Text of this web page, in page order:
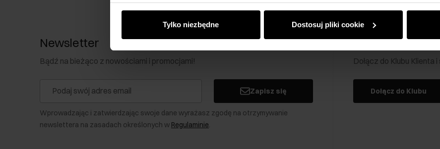
od Ciebie lub uzyskanymi podczas korzystania z ich usług.
Tylko niezbędne Dostosuj pliki cookie
Newsletter
Bądź na bieżąco z nowościami i promocjami!
Zapisz się
Wprowadzając i zatwierdzając swoje dane wyrażasz zgodę na otrzymywanie
newslettera na zasadach określonych w Regulaminie.
Klub Klienta
Dołącz do Klubu
Dołącz do Klubu